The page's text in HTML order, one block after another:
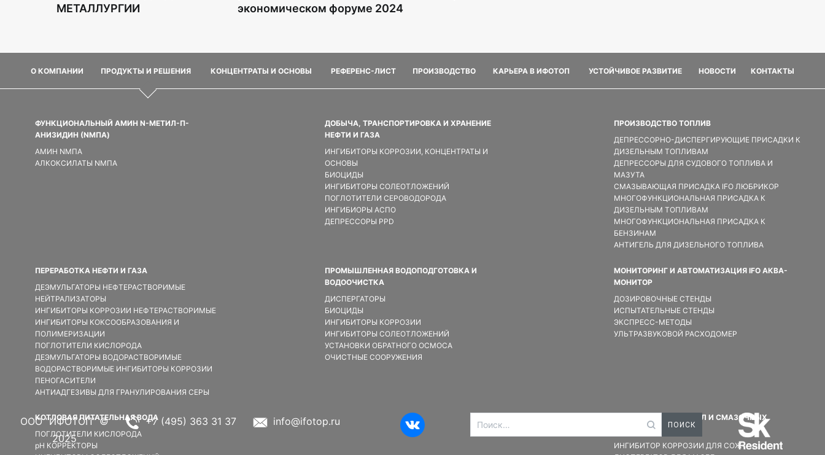
МЕТАЛЛУРГИИ
экономическом форуме 2024
О КОМПАНИИ ПРОДУКТЫ И РЕШЕНИЯ КОНЦЕНТРАТЫ И ОСНОВЫ РЕФЕРЕНС-ЛИСТ ПРОИЗВОДСТВО КАРЬЕРА В ИФОТОП УСТОЙЧИВОЕ РАЗВИТИЕ НОВОСТИ КОНТАКТЫ
ФУНКЦИОНАЛЬНЫЙ АМИН N-МЕТИЛ-П-
АНИЗИДИН (NMПA)
АМИН NMПA
АЛКОКСИЛАТЫ NMПA
ДОБЫЧА, ТРАНСПОРТИРОВКА И ХРАНЕНИЕ
НЕФТИ И ГАЗА
ИНГИБИТОРЫ КОРРОЗИИ, КОНЦЕНТРАТЫ И
ОСНОВЫ
БИОЦИДЫ
ИНГИБИТОРЫ СОЛЕОТЛОЖЕНИЙ
ПОГЛОТИТЕЛИ СЕРОВОДОРОДА
ИНГИБИОРЫ АСПО
ДЕПРЕССОРЫ PPD
ПРОИЗВОДСТВО ТОПЛИВ
ДЕПРЕССОРНО-ДИСПЕРГИРУЮЩИЕ ПРИСАДКИ К
ДИЗЕЛЬНЫМ ТОПЛИВАМ
ДЕПРЕССОРЫ ДЛЯ СУДОВОГО ТОПЛИВА И
МАЗУТА
СМАЗЫВАЮЩАЯ ПРИСАДКА IFO ЛЮБРИКОР
МНОГОФУНКЦИОНАЛЬНАЯ ПРИСАДКА К
ДИЗЕЛЬНЫМ ТОПЛИВАМ
МНОГОФУНКЦИОНАЛЬНАЯ ПРИСАДКА К
БЕНЗИНАМ
АНТИГЕЛЬ ДЛЯ ДИЗЕЛЬНОГО ТОПЛИВА
ПЕРЕРАБОТКА НЕФТИ И ГАЗА
ДЕЭМУЛЬГАТОРЫ НЕФТЕРАСТВОРИМЫЕ
НЕЙТРАЛИЗАТОРЫ
ИНГИБИТОРЫ КОРРОЗИИ НЕФТЕРАСТВОРИМЫЕ
ИНГИБИТОРЫ КОКСООБРАЗОВАНИЯ И
ПОЛИМЕРИЗАЦИИ
ПОГЛОТИТЕЛИ КИСЛОРОДА
ДЕЭМУЛЬГАТОРЫ ВОДОРАСТВОРИМЫЕ
ВОДОРАСТВОРИМЫЕ ИНГИБИТОРЫ КОРРОЗИИ
ПЕНОГАСИТЕЛИ
АНТИАДГЕЗИВЫ ДЛЯ ГРАНУЛИРОВАНИЯ СЕРЫ
ПРОМЫШЛЕННАЯ ВОДОПОДГОТОВКА И
ВОДООЧИСТКА
ДИСПЕРГАТОРЫ
БИОЦИДЫ
ИНГИБИТОРЫ КОРРОЗИИ
ИНГИБИТОРЫ СОЛЕОТЛОЖЕНИЙ
УСТАНОВКИ ОБРАТНОГО ОСМОСА
ОЧИСТНЫЕ СООРУЖЕНИЯ
МОНИТОРИНГ И АВТОМАТИЗАЦИЯ IFO АКВА-
МОНИТОР
ДОЗИРОВОЧНЫЕ СТЕНДЫ
ИСПЫТАТЕЛЬНЫЕ СТЕНДЫ
ЭКСПРЕСС-МЕТОДЫ
УЛЬТРАЗВУКОВОЙ РАСХОДОМЕР
КОТЛОВАЯ ПИТАТЕЛЬНАЯ ВОДА
ПОГЛОТИТЕЛИ КИСЛОРОДА
pH КОРРЕКТОРЫ
ПРОИЗВОДСТВО МАСЕЛ И СМАЗОЧНЫХ
МАТЕРИАЛОВ
ИНГИБИТОР КОРРОЗИИ ДЛЯ СОЖ
ООО “ИФОТОП” ©
2025
+7 (495) 363 31 37 info@ifotop.ru